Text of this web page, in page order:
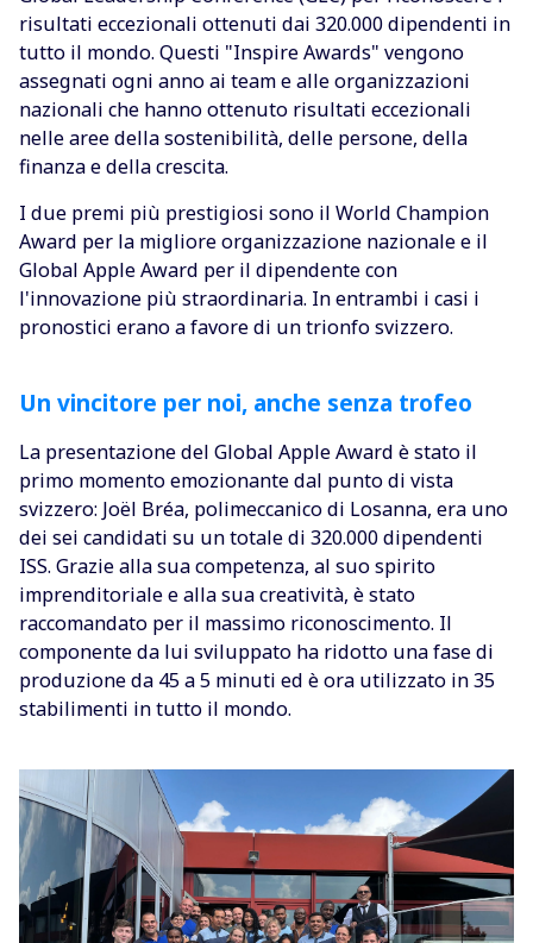
risultati eccezionali ottenuti dai 320.000 dipendenti in
tutto il mondo. Questi "Inspire Awards" vengono
assegnati ogni anno ai team e alle organizzazioni
nazionali che hanno ottenuto risultati eccezionali
nelle aree della sostenibilità, delle persone, della
finanza e della crescita.
I due premi più prestigiosi sono il World Champion
Award per la migliore organizzazione nazionale e il
Global Apple Award per il dipendente con
l'innovazione più straordinaria. In entrambi i casi i
pronostici erano a favore di un trionfo svizzero.
Un vincitore per noi, anche senza trofeo
La presentazione del Global Apple Award è stato il
primo momento emozionante dal punto di vista
svizzero: Joël Bréa, polimeccanico di Losanna, era uno
dei sei candidati su un totale di 320.000 dipendenti
ISS. Grazie alla sua competenza, al suo spirito
imprenditoriale e alla sua creatività, è stato
raccomandato per il massimo riconoscimento. Il
componente da lui sviluppato ha ridotto una fase di
produzione da 45 a 5 minuti ed è ora utilizzato in 35
stabilimenti in tutto il mondo.